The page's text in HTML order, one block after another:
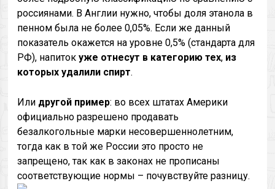
россиянами. В Англии нужно, чтобы доля этанола в
пенном была не более 0,05%. Если же данный
показатель окажется на уровне 0,5% (стандарта для
РФ), напитокуже отнесут в категорию тех, из
которых удалили спирт.
Или другой пример: во всех штатах Америки
официально разрешено продавать
безалкогольные марки несовершеннолетним,
тогда как в той же России это просто не
запрещено, так как в законах не прописаны
соответствующие нормы – почувствуйте разницу.